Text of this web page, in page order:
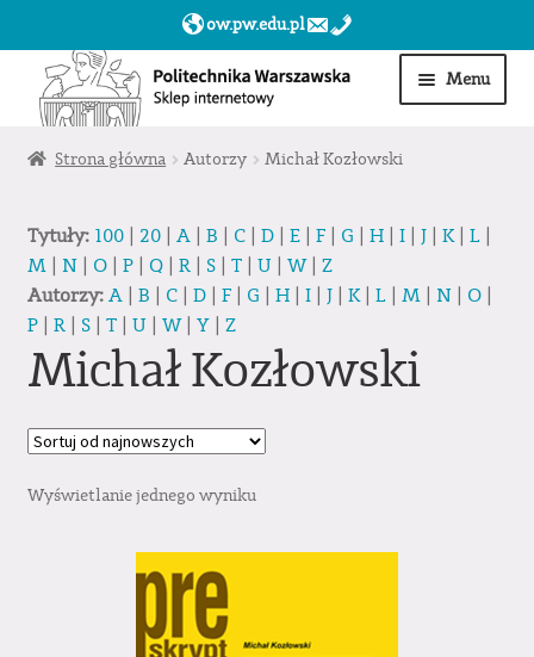
ow.pw.edu.pl
Przejdź
do
nawigacji
Przejdź
do
treści
Menu
Start
Moje konto
Obserwowane
Strona główna Autorzy Michał Kozłowski
Tytuły: 100| 20| A| B C| D| E| F| G H| I| J| K| L|
M| N| O| P| Q| R| S| T| U W| Z
Autorzy: A| B C| D| F| G H| I| J| K| L| M| N| O|
P| R| S| T| U W| Y| Z
Michał Kozłowski
Wyświetlanie jednego wyniku